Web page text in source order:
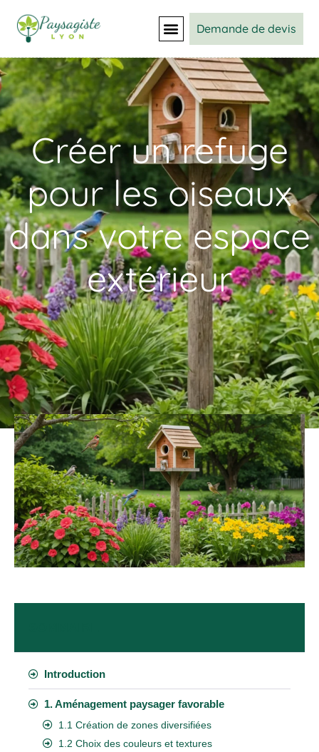
Demande de devis
Créer un refuge
pour les oiseaux
dans votre espace
extérieur
Introduction
1. Aménagement paysager favorable
1.1 Création de zones diversifiées
1.2 Choix des couleurs et textures